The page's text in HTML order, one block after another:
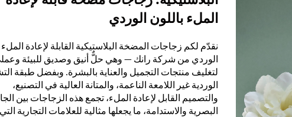
الملء باللون الوردي
نقدّم لكم زجاجات المضخة البلاستيكية القابلة لإعادة الملء
الوردي من شركة رانك — وهي حلٌّ أنيق وصديق للبيئة
لتغليف منتجات التجميل والعناية بالبشرة. وبفضل طبقة
الوردية غير اللامعة الناعمة، والمتانة العالية في التصنيع،
والتصميم القابل لإعادة الملء، تجمع هذه الزجاجات بين
البصرية والاستدامة، ما يجعلها مثالية للعلامات التجارية التي